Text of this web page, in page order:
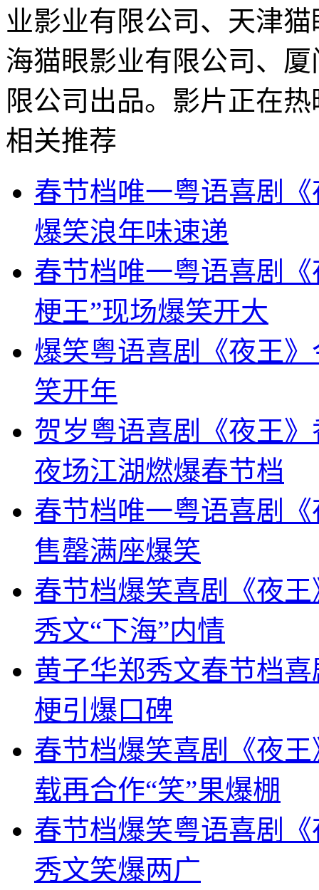
业影业有限公司、天津
海猫眼影业有限公司、
限公司出品。影片正在
相关推荐
春节档唯一粤语喜剧
爆笑浪年味速递
春节档唯一粤语喜剧
梗王”现场爆笑开大
爆笑粤语喜剧《夜王
笑开年
贺岁粤语喜剧《夜王
夜场江湖燃爆春节档
春节档唯一粤语喜剧
售罄满座爆笑
春节档爆笑喜剧《夜
秀文“下海”内情
黄子华郑秀文春节档
梗引爆口碑
春节档爆笑喜剧《夜
载再合作“笑”果爆棚
春节档爆笑粤语喜剧
秀文笑爆两广